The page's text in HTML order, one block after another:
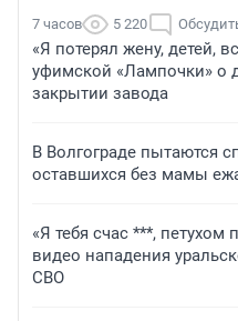
7 часов 5 220
«Я потерял жену, детей,
уфимской «Лампочки» о
закрытии завода
В Волгограде пытаются
оставшихся без мамы
«Я тебя счас ***,
видео нападения
СВО